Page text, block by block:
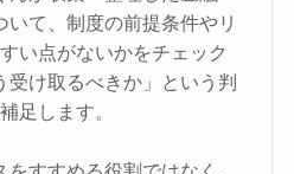
て、制度の前提条件やリ
い点がないかをチェック
受け取るべきか」という判
足します。